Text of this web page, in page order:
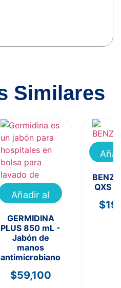
Similares
Añadir al
GERMIDINA
PLUS 850 mL -
Jabón de
manos
antimicrobiano
$59,100
QXS
$